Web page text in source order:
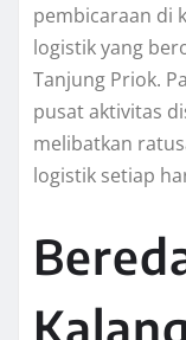
pembicaraan di
logistik yang
Tanjung Priok.
pusat aktivitas
melibatkan
logistik setiap